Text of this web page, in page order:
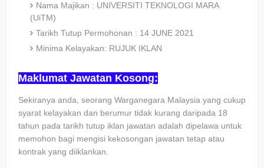
Nama Majikan : UNIVERSITI TEKNOLOGI MARA
(UiTM)
Tarikh Tutup Permohonan : 14 JUNE 2021
Minima Kelayakan: RUJUK IKLAN
Maklumat Jawatan Kosong:
Sekiranya anda, seorang Warganegara Malaysia yang cukup
syarat kelayakan dan berumur tidak kurang daripada 18
tahun pada tarikh tutup iklan jawatan adalah dipelawa untuk
memohon bagi mengisi kekosongan jawatan tetap atau
kontrak yang diiklankan.